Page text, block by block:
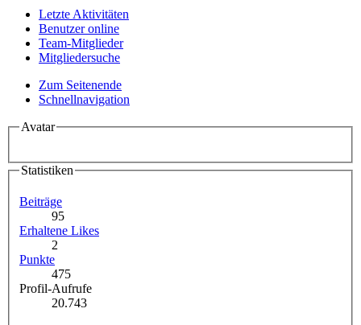
Letzte Aktivitäten
Benutzer online
Team-Mitglieder
Mitgliedersuche
Zum Seitenende
Schnellnavigation
Avatar
Statistiken
Beiträge
95
Erhaltene Likes
2
Punkte
475
Profil-Aufrufe
20.743